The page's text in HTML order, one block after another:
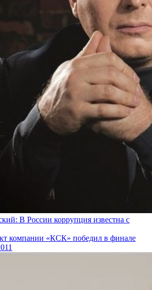
В России коррупция известна с
компании «КСК» победил в финале